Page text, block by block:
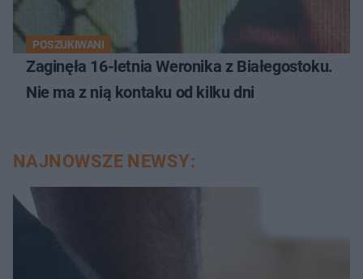
POSZUKIWANI
Zaginęła 16-letnia Weronika z Białegostoku.
Nie ma z nią kontaku od kilku dni
NAJNOWSZE NEWSY: